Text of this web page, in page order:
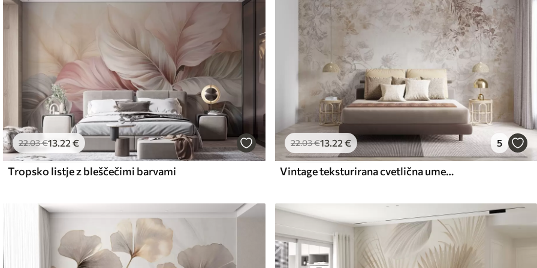
.00€/m²
and Stick
49.00€/m²
22.03€13 .22 €
Tropsko listje z bleščečimi barvami
22.03€13.22 € 5
Vintage teksturirana cvetlična umetnost z risanimi ilustracijami nežnih vrtnih cvetov in listov, v mehkih pastelnih bež in sepiastih tonih